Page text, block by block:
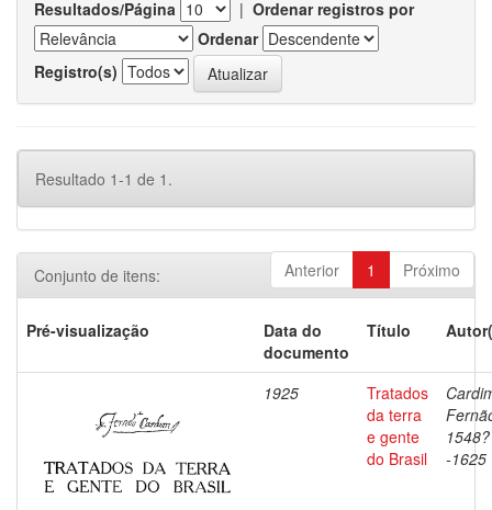
Resultados/Página | Ordenar registros por
Ordenar
Registro(s)
Resultado 1-1 de 1.
Anterior 1 Próximo
Conjunto de itens:
Pré-visualização
Data do
documento
Título
1925
Tratados
da terra
e gente
do Brasil
1548?
-1625